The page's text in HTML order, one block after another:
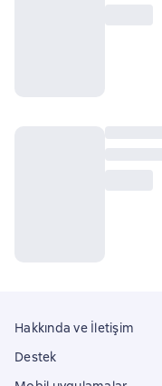
Hakkında ve İletişim
Destek